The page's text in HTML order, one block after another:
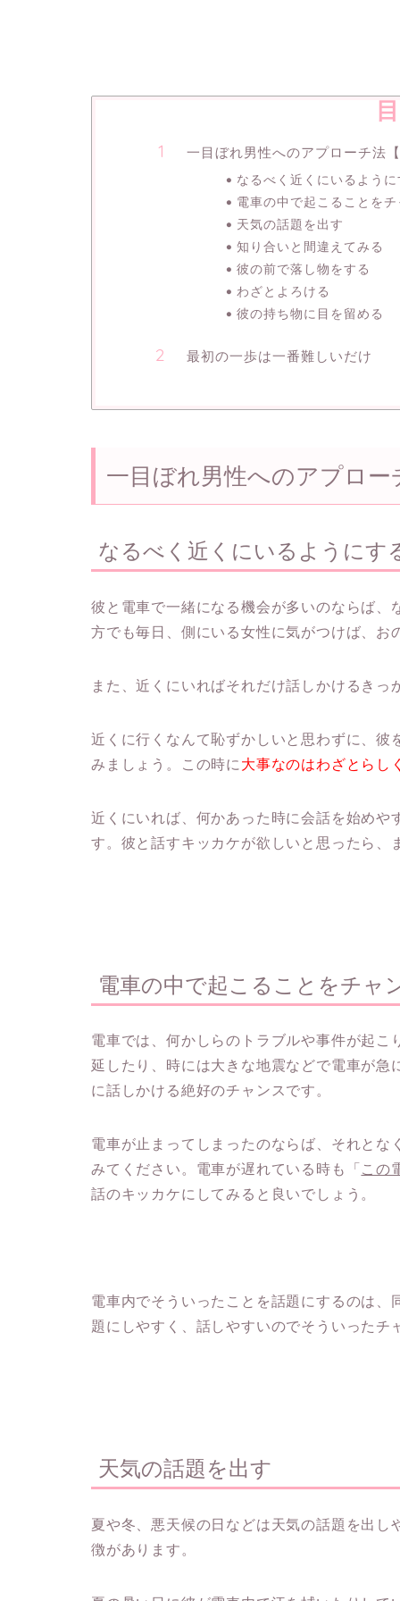
一目ぼれ男性へのアプローチ法
なるべく近くにいるよう
電車の中で起こることを
天気の話題を出す
知り合いと間違えてみる
彼の前で落し物をする
わざとよろける
彼の持ち物に目を留める
最初の一歩は一番難しいだけ
一目ぼれ男性へのアプロー
なるべく近くにいるようにす
彼と電車で一緒になる機会が多いのならば
方でも毎日、側にいる女性に気がつけば、
また、近くにいればそれだけ話しかけるきっ
近くに行くなんて恥ずかしいと思わずに、
みましょう。この時に 大事なのはわざとらし
近くにいれば、何かあった時に会話を始め
す。彼と話すキッカケが欲しいと思ったら
電車の中で起こることをチャ
電車では、何かしらのトラブルや事件が起
延したり、時には大きな地震などで電車が
に話しかける絶好のチャンスです。
電車が止まってしまったのならば、それと
みてください。電車が遅れている時も「 この
話のキッカケにしてみると良いでしょう。
電車内でそういったことを話題にするのは
題にしやすく、話しやすいのでそういった
天気の話題を出す
夏や冬、悪天候の日などは天気の話題を出
徴があります。